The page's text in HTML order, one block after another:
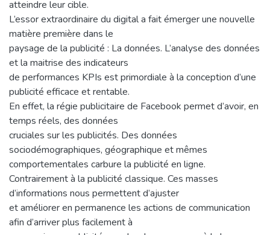
atteindre leur cible.
L’essor extraordinaire du digital a fait émerger une nouvelle
matière première dans le
paysage de la publicité : La données. L’analyse des données
et la maitrise des indicateurs
de performances KPIs est primordiale à la conception d’une
publicité efficace et rentable.
En effet, la régie publicitaire de Facebook permet d’avoir, en
temps réels, des données
cruciales sur les publicités. Des données
sociodémographiques, géographique et mêmes
comportementales carbure la publicité en ligne.
Contrairement à la publicité classique. Ces masses
d’informations nous permettent d’ajuster
et améliorer en permanence les actions de communication
afin d’arriver plus facilement à